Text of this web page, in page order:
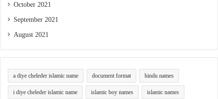
October 2021
September 2021
August 2021
a diye cheleder islamic name document format hindu names
i diye cheleder islamic name islamic boy names islamic names